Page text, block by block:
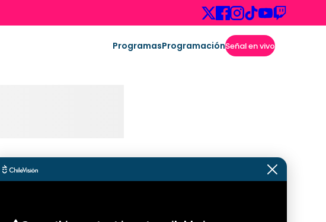
ProgramasProgramaciónSeñal en vivo